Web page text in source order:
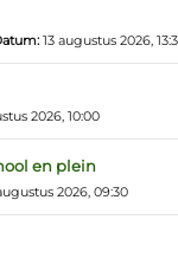
13 augustus 2026,
2026, 10:00
en plein
2026, 09:30